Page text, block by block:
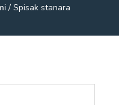
/ Spisak stanara